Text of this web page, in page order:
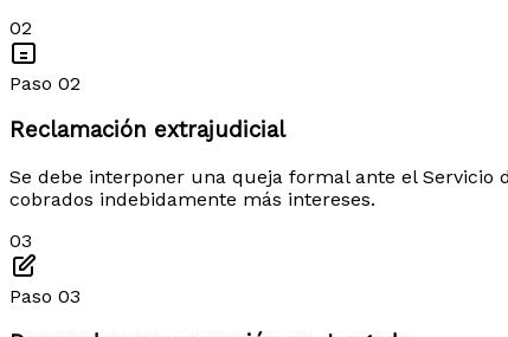
02
Paso 02
Reclamación extrajudicial
Se debe interponer una queja formal ante el
cobrados indebidamente más intereses.
03
Paso 03